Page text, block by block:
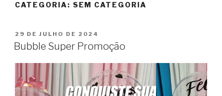
CATEGORIA: SEM CATEGORIA
29 DE JULHO DE 2024
Bubble Super Promoção